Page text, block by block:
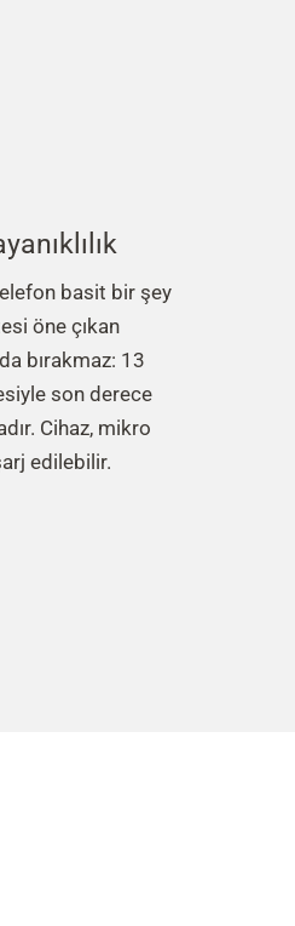
basit bir şey
öne çıkan
bırakmaz: 13
son derece
Cihaz, mikro
edilebilir.